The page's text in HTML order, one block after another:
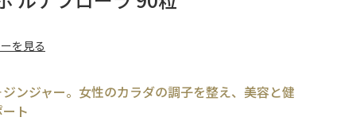
を見る
ンジャー。女性のカラダの調子を整え、美容と健
ト